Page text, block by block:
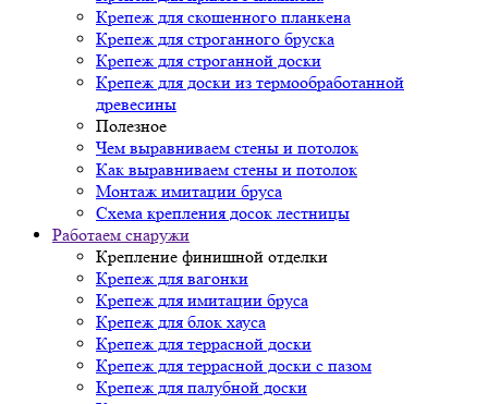
Крепеж для скошенного планкена
Крепеж для строганного бруска
Крепеж для строганной доски
Крепеж для доски из термообработанной
древесины
Полезное
Чем выравниваем стены и потолок
Как выравниваем стены и потолок
Монтаж имитации бруса
Схема крепления досок лестницы
Работаем снаружи
Крепление финишной отделки
Крепеж для вагонки
Крепеж для имитации бруса
Крепеж для блок хауса
Крепеж для террасной доски
Крепеж для террасной доски с пазом
Крепеж для палубной доски